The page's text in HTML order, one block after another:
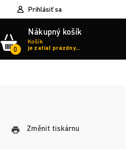
Prihlásiť sa
0
Nákupný košík
Košík
je zatiaľ prázdny...
Změnit tiskárnu